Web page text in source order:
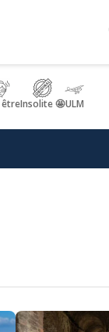
êtreInsolite 🤩ULM